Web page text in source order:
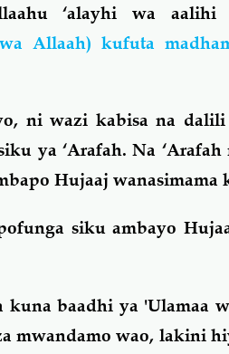
‘alayhi wa aalihi
Allaah) kufuta
ni wazi kabisa na dalili
ya ‘Arafah. Na
Hujaaj wanasimama
siku ambayo
kuna baadhi ya 'Ulamaa
mwandamo wao, lakini